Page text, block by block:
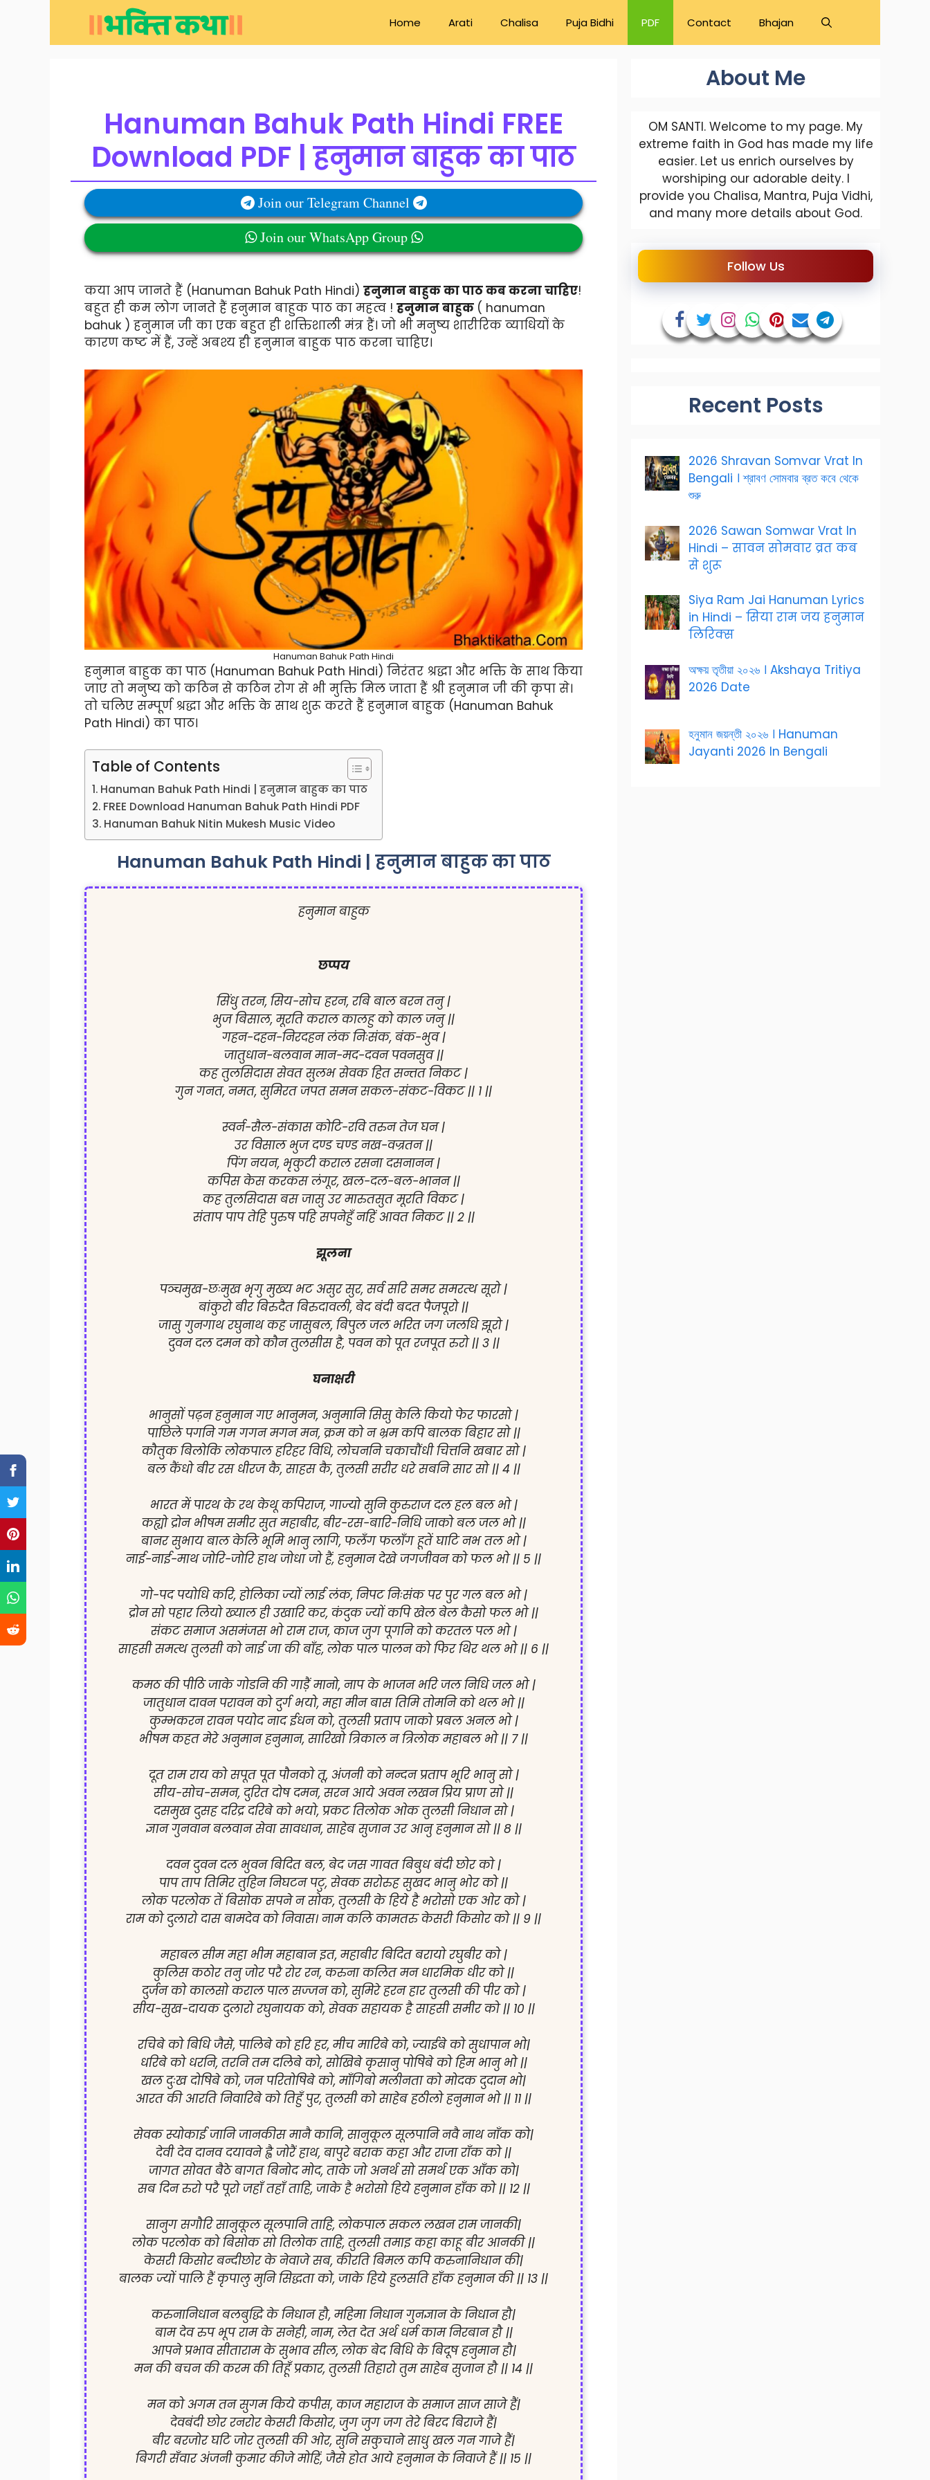
Home Arati Chalisa Puja Bidhi PDF Contact Bhajan
Hanuman Bahuk Path Hindi FREE
Download PDF | हनुमान बाहुक का पाठ
Join our Telegram Channel
Join our WhatsApp Group
कया आप जानते हैं (Hanuman Bahuk Path Hindi) हनुमान बाहुक का पाठ कब करना चाहिए!
बहुत ही कम लोग जानते हैं हनुमान बाहुक पाठ का महत्व ! हनुमान बाहुक ( hanuman
bahuk ) हनुमान जी का एक बहुत ही शक्तिशाली मंत्र हैं। जो भी मनुष्य शारीरिक व्याधियों के
कारण कष्ट में हैं, उन्हें अबश्य ही हनुमान बाहुक पाठ करना चाहिए।
Hanuman Bahuk Path Hindi
हनुमान बाहुक का पाठ (Hanuman Bahuk Path Hindi) निरंतर श्रद्धा और भक्ति के साथ किया
जाए तो मनुष्य को कठिन से कठिन रोग से भी मुक्ति मिल जाता हैं श्री हनुमान जी की कृपा से।
तो चलिए सम्पूर्ण श्रद्धा और भक्ति के साथ शुरू करते हैं हनुमान बाहुक (Hanuman Bahuk
Path Hindi) का पाठ।
Table of Contents
Hanuman Bahuk Path Hindi | हनुमान बाहुक का पाठ
FREE Download Hanuman Bahuk Path Hindi PDF
Hanuman Bahuk Nitin Mukesh Music Video
Hanuman Bahuk Path Hindi | हनुमान बाहुक का पाठ
हनुमान बाहुक
छप्पय
सिंधु तरन, सिय-सोच हरन, रबि बाल बरन तनु |
भुज बिसाल, मूरति कराल कालहु को काल जनु ||
गहन-दहन-निरदहन लंक निःसंक, बंक-भुव |
जातुधान-बलवान मान-मद-दवन पवनसुव ||
कह तुलसिदास सेवत सुलभ सेवक हित सन्तत निकट |
गुन गनत, नमत, सुमिरत जपत समन सकल-संकट-विकट || 1 ||
स्वर्न-सैल-संकास कोटि-रवि तरुन तेज घन |
उर विसाल भुज दण्ड चण्ड नख-वज्रतन ||
पिंग नयन, भृकुटी कराल रसना दसनानन |
कपिस केस करकस लंगूर, खल-दल-बल-भानन ||
कह तुलसिदास बस जासु उर मारुतसुत मूरति विकट |
संताप पाप तेहि पुरुष पहि सपनेहुँ नहिं आवत निकट || 2 ||
झूलना
पञ्चमुख-छःमुख भृगु मुख्य भट असुर सुर, सर्व सरि समर समरत्थ सूरो |
बांकुरो बीर बिरुदैत बिरुदावली, बेद बंदी बदत पैजपूरो ||
जासु गुनगाथ रघुनाथ कह जासुबल, बिपुल जल भरित जग जलधि झूरो |
दुवन दल दमन को कौन तुलसीस है, पवन को पूत रजपूत रुरो || 3 ||
घनाक्षरी
भानुसों पढ़न हनुमान गए भानुमन, अनुमानि सिसु केलि कियो फेर फारसो |
पाछिले पगनि गम गगन मगन मन, क्रम को न भ्रम कपि बालक बिहार सो ||
कौतुक बिलोकि लोकपाल हरिहर विधि, लोचननि चकाचौंधी चित्तनि खबार सो |
बल कैंधो बीर रस धीरज कै, साहस कै, तुलसी सरीर धरे सबनि सार सो || 4 ||
भारत में पारथ के रथ केथू कपिराज, गाज्यो सुनि कुरुराज दल हल बल भो |
कह्यो द्रोन भीषम समीर सुत महाबीर, बीर-रस-बारि-निधि जाको बल जल भो ||
बानर सुभाय बाल केलि भूमि भानु लागि, फलँग फलाँग हूतें घाटि नभ तल भो |
नाई-नाई-माथ जोरि-जोरि हाथ जोधा जो हैं, हनुमान देखे जगजीवन को फल भो || 5 ||
गो-पद पयोधि करि, होलिका ज्यों लाई लंक, निपट निःसंक पर पुर गल बल भो |
द्रोन सो पहार लियो ख्याल ही उखारि कर, कंदुक ज्यों कपि खेल बेल कैसो फल भो ||
संकट समाज असमंजस भो राम राज, काज जुग पूगनि को करतल पल भो |
साहसी समत्थ तुलसी को नाई जा की बाँह, लोक पाल पालन को फिर थिर थल भो || 6 ||
कमठ की पीठि जाके गोडनि की गाड़ैं मानो, नाप के भाजन भरि जल निधि जल भो |
जातुधान दावन परावन को दुर्ग भयो, महा मीन बास तिमि तोमनि को थल भो ||
कुम्भकरन रावन पयोद नाद ईधन को, तुलसी प्रताप जाको प्रबल अनल भो |
भीषम कहत मेरे अनुमान हनुमान, सारिखो त्रिकाल न त्रिलोक महाबल भो || 7 ||
दूत राम राय को सपूत पूत पौनको तू, अंजनी को नन्दन प्रताप भूरि भानु सो |
सीय-सोच-समन, दुरित दोष दमन, सरन आये अवन लखन प्रिय प्राण सो ||
दसमुख दुसह दरिद्र दरिबे को भयो, प्रकट तिलोक ओक तुलसी निधान सो |
ज्ञान गुनवान बलवान सेवा सावधान, साहेब सुजान उर आनु हनुमान सो || 8 ||
दवन दुवन दल भुवन बिदित बल, बेद जस गावत बिबुध बंदी छोर को |
पाप ताप तिमिर तुहिन निघटन पटु, सेवक सरोरुह सुखद भानु भोर को ||
लोक परलोक तें बिसोक सपने न सोक, तुलसी के हिये है भरोसो एक ओर को |
राम को दुलारो दास बामदेव को निवास। नाम कलि कामतरु केसरी किसोर को || 9 ||
महाबल सीम महा भीम महाबान इत, महाबीर बिदित बरायो रघुबीर को |
कुलिस कठोर तनु जोर परै रोर रन, करुना कलित मन धारमिक धीर को ||
दुर्जन को कालसो कराल पाल सज्जन को, सुमिरे हरन हार तुलसी की पीर को |
सीय-सुख-दायक दुलारो रघुनायक को, सेवक सहायक है साहसी समीर को || 10 ||
रचिबे को बिधि जैसे, पालिबे को हरि हर, मीच मारिबे को, ज्याईबे को सुधापान भो|
धरिबे को धरनि, तरनि तम दलिबे को, सोखिबे कृसानु पोषिबे को हिम भानु भो ||
खल दुःख दोषिबे को, जन परितोषिबे को, माँगिबो मलीनता को मोदक दुदान भो|
आरत की आरति निवारिबे को तिहुँ पुर, तुलसी को साहेब हठीलो हनुमान भो || 11 ||
सेवक स्योकाई जानि जानकीस मानै कानि, सानुकूल सूलपानि नवै नाथ नाँक को|
देवी देव दानव दयावने ह्वै जोरैं हाथ, बापुरे बराक कहा और राजा राँक को ||
जागत सोवत बैठे बागत बिनोद मोद, ताके जो अनर्थ सो समर्थ एक आँक को|
सब दिन रुरो परै पूरो जहाँ तहाँ ताहि, जाके है भरोसो हिये हनुमान हाँक को || 12 ||
सानुग सगौरि सानुकूल सूलपानि ताहि, लोकपाल सकल लखन राम जानकी|
लोक परलोक को बिसोक सो तिलोक ताहि, तुलसी तमाइ कहा काहू बीर आनकी ||
केसरी किसोर बन्दीछोर के नेवाजे सब, कीरति बिमल कपि करुनानिधान की|
बालक ज्यों पालि हैं कृपालु मुनि सिद्धता को, जाके हिये हुलसति हाँक हनुमान की || 13 ||
करुनानिधान बलबुद्धि के निधान हौ, महिमा निधान गुनज्ञान के निधान हौ|
बाम देव रुप भूप राम के सनेही, नाम, लेत देत अर्थ धर्म काम निरबान हौ ||
आपने प्रभाव सीताराम के सुभाव सील, लोक बेद बिधि के बिदूष हनुमान हौ|
मन की बचन की करम की तिहूँ प्रकार, तुलसी तिहारो तुम साहेब सुजान हौ || 14 ||
मन को अगम तन सुगम किये कपीस, काज महाराज के समाज साज साजे हैं|
देवबंदी छोर रनरोर केसरी किसोर, जुग जुग जग तेरे बिरद बिराजे हैं|
बीर बरजोर घटि जोर तुलसी की ओर, सुनि सकुचाने साधु खल गन गाजे हैं|
बिगरी सँवार अंजनी कुमार कीजे मोहिं, जैसे होत आये हनुमान के निवाजे हैं || 15 ||
About Me
OM SANTI. Welcome to my page. My
extreme faith in God has made my life
easier. Let us enrich ourselves by
worshiping our adorable deity. I
provide you Chalisa, Mantra, Puja Vidhi,
and many more details about God.
Follow Us
Recent Posts
2026 Shravan Somvar Vrat In
Bengali । শ্রাবণ সোমবার ব্রত কবে থেকে
শুরু
2026 Sawan Somwar Vrat In
Hindi – सावन सोमवार व्रत कब
से शुरू
Siya Ram Jai Hanuman Lyrics
in Hindi – सिया राम जय हनुमान
लिरिक्स
অক্ষয় তৃতীয়া ২০২৬ । Akshaya Tritiya
2026 Date
হনুমান জয়ন্তী ২০২৬ । Hanuman
Jayanti 2026 In Bengali